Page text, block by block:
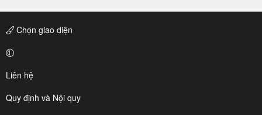
Chọn giao diện
Liên hệ
Quy định và Nội quy